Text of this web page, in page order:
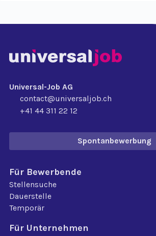
Universal-Job AG
contact@universaljob.ch
+41 44 311 22 12
Spontanbewerbung
Für Bewerbende
Stellensuche
Dauerstelle
Temporär
Für Unternehmen